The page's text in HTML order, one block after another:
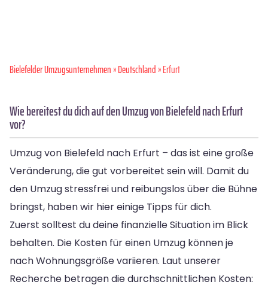
Bielefelder Umzugsunternehmen»Deutschland» Erfurt
Wie bereitest du dich auf den Umzug von Bielefeld nach Erfurt
vor?
Umzug von Bielefeld nach Erfurt – das ist eine große
Veränderung, die gut vorbereitet sein will. Damit du
den Umzug stressfrei und reibungslos über die Bühne
bringst, haben wir hier einige Tipps für dich.
Zuerst solltest du deine finanzielle Situation im Blick
behalten. Die Kosten für einen Umzug können je
nach Wohnungsgröße variieren. Laut unserer
Recherche betragen die durchschnittlichen Kosten: